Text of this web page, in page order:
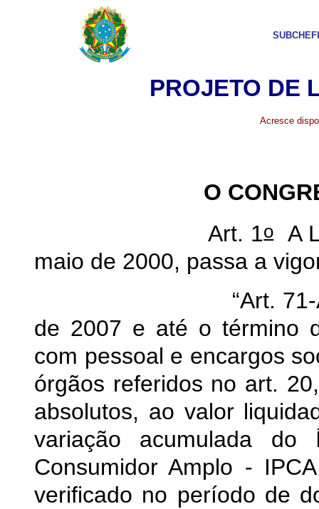
PROJETO DE
Acresce
O
Art. 1oA
maio de 2000, passa a
“Art. 71-A. A
de 2007 e até o término
com pessoal e encargos
órgãos referidos no art.
absolutos, ao valor
variação acumulada
Consumidor Amplo -
verificado no período de